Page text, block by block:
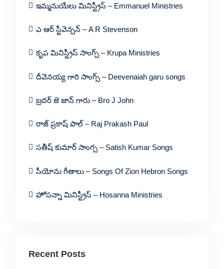
ఇమ్మనుయేలు మినిస్ట్రీస్ – Emmanuel Ministries
ఎ ఆర్ స్టీవెన్సన్ – A R Stevenson
కృప మినిస్ట్రీస్ సాంగ్స్ – Krupa Ministries
దీవెనయ్య గారి సాంగ్స్ – Deevenaiah garu songs
బ్రదర్ జె జాన్ గారు – Bro J John
రాజ్ ప్రకాష్ పాల్ – Raj Prakash Paul
సతీష్ కుమార్ సాంగ్స – Satish Kumar Songs
సీయోను గీతాలు – Songs Of Zion Hebron Songs
హోసన్నా మినిస్ట్రీస్ – Hosanna Ministries
Recent Posts